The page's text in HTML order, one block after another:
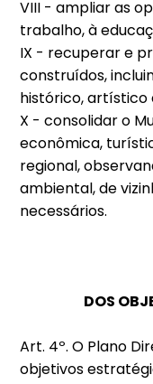
VIII - ampliar as
trabalho, à
IX - recuperar e
construídos,
histórico, artístico
X - consolidar o
econômica,
regional,
ambiental, de
necessários.
DOS
Art. 4º. O Plano
objetivos